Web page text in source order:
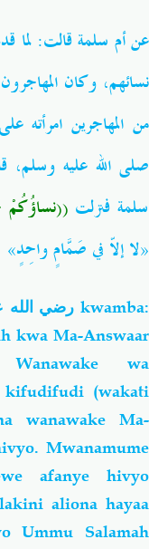
عن أم سلمة قالت: لما
نسائهم، وكان
من المهاجرين
صلى الله عليه وسلم،
سلمة فنزلت ((نساؤُكُمْ
«لا إلاّ في صَمَّامٍ واحِدٍ»
رضي الله kwamba:
kwa Ma-Answaar
wa
(wakati
wanawake Ma-
Mwanamume
afanye hivyo
aliona hayaa
Ummu Salamah